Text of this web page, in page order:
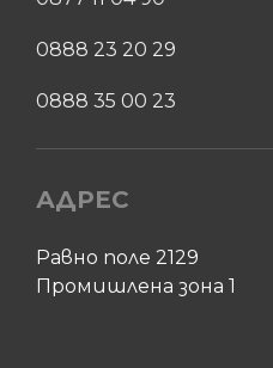
0888 23 20 29
0888 35 00 23
АДРЕС
Равно поле 2129
Промишлена зона 1